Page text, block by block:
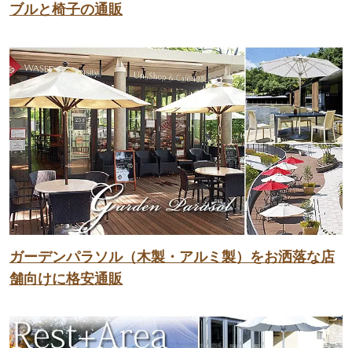
ブルと椅子の通販
ガーデンパラソル（木製・アルミ製）をお洒落な店
舗向けに格安通販